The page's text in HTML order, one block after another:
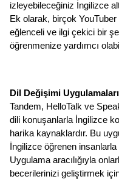
izleyebileceğiniz İngilizce
Ek olarak, birçok
eğlenceli ve ilgi çekici bir
öğrenmenize yardımcı
Dil Değişimi Uygulamaları
Tandem, HelloTalk ve
dili konuşanlarla İngilizce
harika kaynaklardır. Bu
İngilizce öğrenen insanlarla
Uygulama aracılığıyla
becerilerinizi geliştirmek